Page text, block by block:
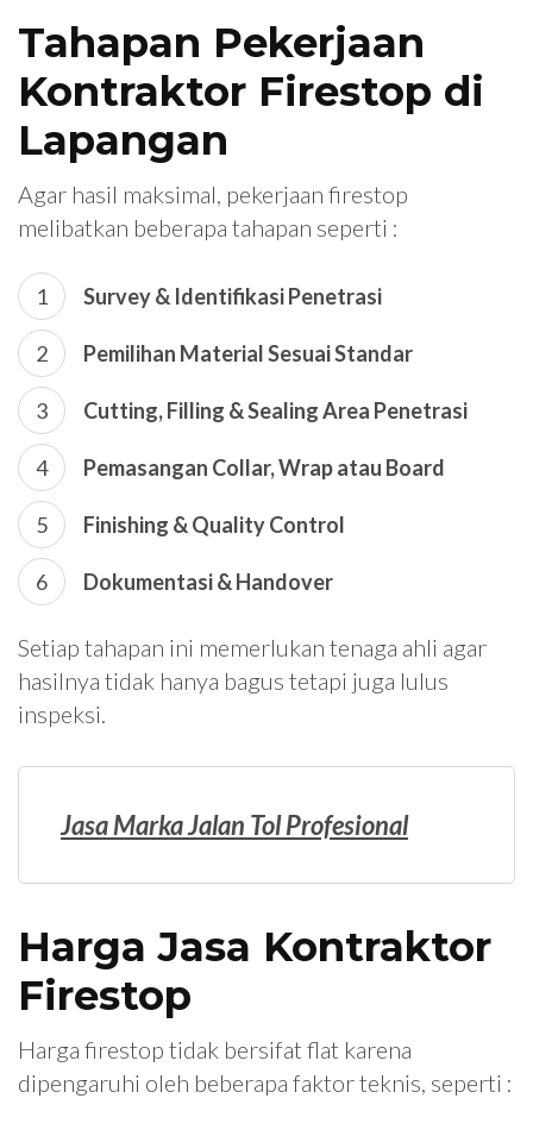
Tahapan Pekerjaan
Kontraktor Firestop di
Lapangan
Agar hasil maksimal, pekerjaan firestop
melibatkan beberapa tahapan seperti :
Survey & Identifikasi Penetrasi
Pemilihan Material Sesuai Standar
Cutting, Filling & Sealing Area Penetrasi
Pemasangan Collar, Wrap atau Board
Finishing & Quality Control
Dokumentasi & Handover
Setiap tahapan ini memerlukan tenaga ahli agar
hasilnya tidak hanya bagus tetapi juga lulus
inspeksi.
Jasa Marka Jalan Tol Profesional
Harga Jasa Kontraktor
Firestop
Harga firestop tidak bersifat flat karena
dipengaruhi oleh beberapa faktor teknis, seperti :